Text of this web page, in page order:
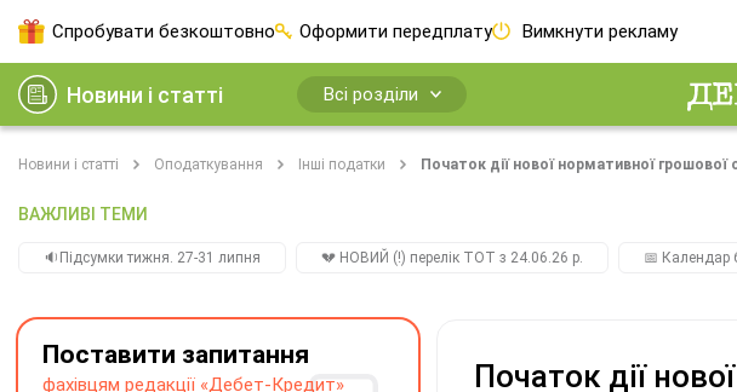
Спробувати безкоштовно Оформити передплату Вимкнути рекламу
Новини і статті Всі розділи
Новини і статті Оподаткування Інші податки Початок дії нової нормативної грошової
ВАЖЛИВІ ТЕМИ
🔉Підсумки тижня. 27-31 липня 💔 НОВИЙ (!) перелік ТОТ з 24.06.26 р. 📅 Календар
Початок дії
Поставити запитання
фахівцям редакції «Дебет-Кредит»